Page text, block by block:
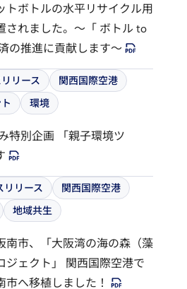
トボトルの水平リサイクル用
されました。～「 ボトル to
の推進に貢献します～
リース
関西国際空港
環境
特別企画 「親子環境ツ
リリース
関西国際空港
地域共生
南市、「大阪湾の海の森（藻
ジェクト」 関西国際空港で
へ移植しました！